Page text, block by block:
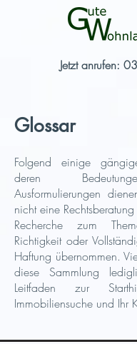
Jetzt anrufen:
Glossar​
Folgend einige
deren
Ausformulierungen
nicht eine Rechtsberatung
Recherche zum
Richtigkeit oder
Haftung übernommen.
diese Sammlung
Leitfaden zur
Immobiliensuche und Ihr